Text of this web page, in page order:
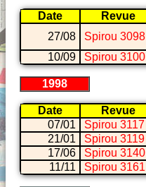
Date Revue
27/08
Spirou 3098
10/09
Spirou 3100
1998
Date Revue
07/01
Spirou 3117
21/01
Spirou 3119
17/06
Spirou 3140
11/11
Spirou 3161